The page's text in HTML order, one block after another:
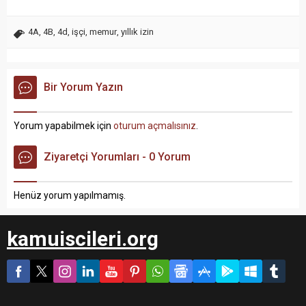
4A, 4B, 4d, işçi, memur, yıllık izin
Bir Yorum Yazın
Yorum yapabilmek için oturum açmalısınız
Ziyaretçi Yorumları - 0 Yorum
Henüz yorum yapılmamış.
kamuiscileri.org